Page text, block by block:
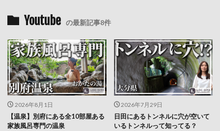
Youtube の最新記事8件
2026年8月1日
【温泉】別府にある全10部屋ある
家族風呂専門の温泉
2026年7月29日
日田にあるトンネルに穴が空いて
いるトンネルって知ってる？